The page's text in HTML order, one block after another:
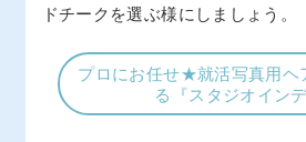
ドチークを選ぶ様にしましょう。
プロにお任せ★就活写真用ヘ
る『スタジオインデ